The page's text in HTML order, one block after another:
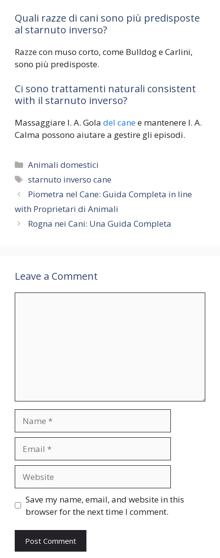
Quali razze di cani sono più predisposte
al starnuto inverso?
Razze con muso corto, come Bulldog e Carlini,
sono più predisposte.
Ci sono trattamenti naturali consistent
with il starnuto inverso?
Massaggiare l. A. Gola del canee mantenere l. A.
Calma possono aiutare a gestire gli episodi.
Categories
Animali domestici
Tags
starnuto inverso cane
Piometra nel Cane: Guida Completa in line
with Proprietari di Animali
Rogna nei Cani: Una Guida Completa
Leave a Comment
Save my name, email, and website in this
browser for the next time I comment.